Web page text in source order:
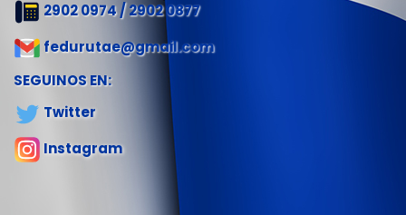
2902 0974 / 2902 0877
fedurutae@gmail.com
SEGUINOS EN:
Twitter
Instagram